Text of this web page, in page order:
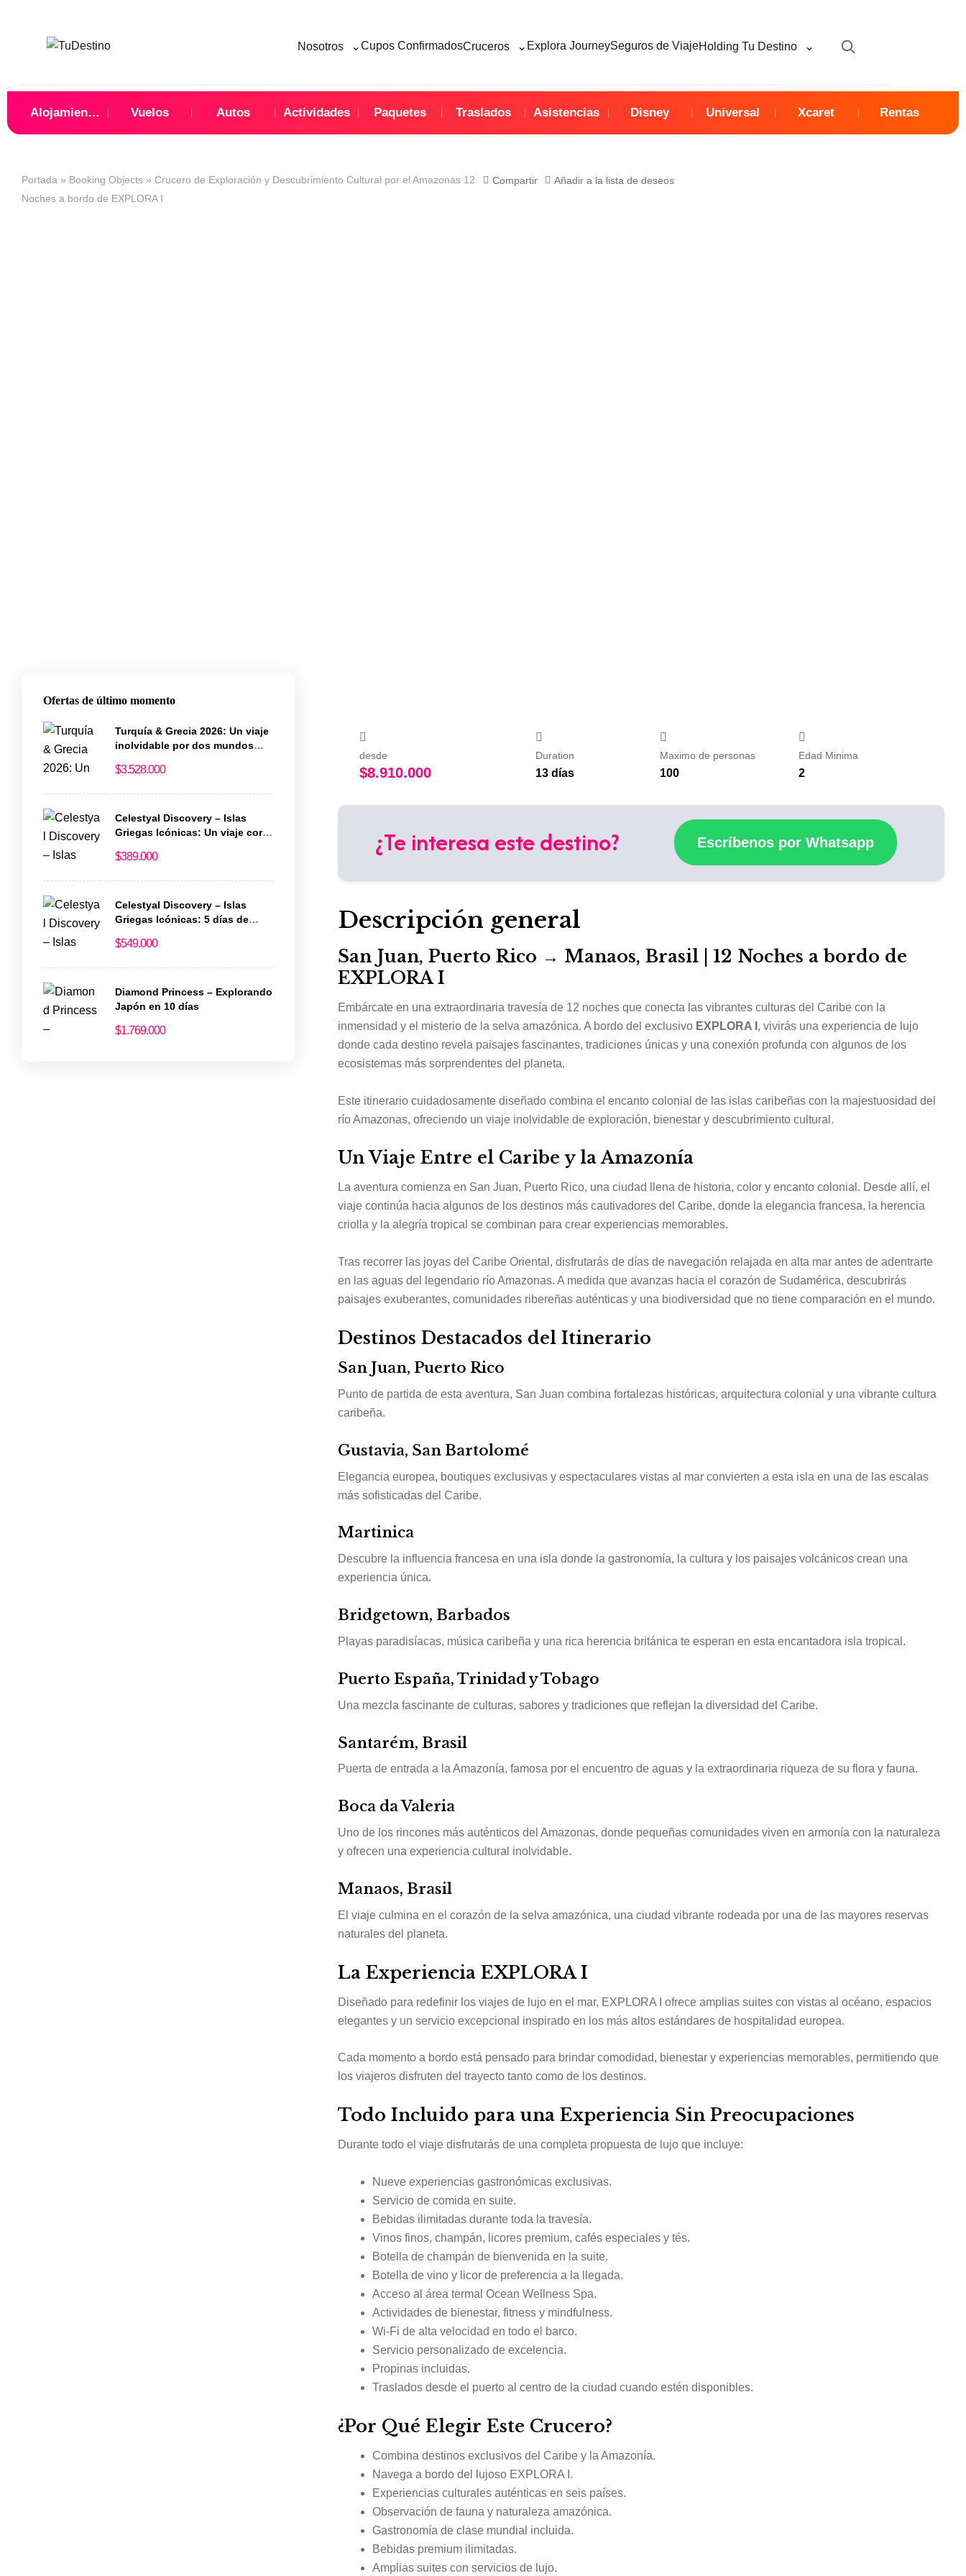
Nosotros ⌄Cupos ConfirmadosCruceros ⌄ Explora JourneySeguros de ViajeHolding Tu Destino ⌄
Alojamientos Vuelos Autos Actividades Paquetes Traslados Asistencias Disney Universal Xcaret Rentas
Portada » Booking Objects » Crucero de Exploración y Descubrimiento Cultural por el Amazonas 12
Noches a bordo de EXPLORA I
Compartir Añadir a la lista de deseos
Ofertas de último momento
Turquía & Grecia 2026: Un viaje
inolvidable por dos mundos
$3.528.000
Celestyal Discovery – Islas
Griegas Icónicas: Un viaje corto
$389.000
Celestyal Discovery – Islas
Griegas Icónicas: 5 días de
$549.000
Diamond Princess – Explorando
Japón en 10 días
$1.769.000
desde
$8.910.000
Duration
13 días
Maximo de personas
100
Edad Minima
2
¿Te interesa este destino? Escríbenos por Whatsapp
Descripción general
San Juan, Puerto Rico → Manaos, Brasil | 12 Noches a bordo de
EXPLORA I
Embárcate en una extraordinaria travesía de 12 noches que conecta las vibrantes culturas del Caribe con la
inmensidad y el misterio de la selva amazónica. A bordo del exclusivo EXPLORA I , vivirás una experiencia de lujo
donde cada destino revela paisajes fascinantes, tradiciones únicas y una conexión profunda con algunos de los
ecosistemas más sorprendentes del planeta.
Este itinerario cuidadosamente diseñado combina el encanto colonial de las islas caribeñas con la majestuosidad del
río Amazonas, ofreciendo un viaje inolvidable de exploración, bienestar y descubrimiento cultural.
Un Viaje Entre el Caribe y la Amazonía
La aventura comienza en San Juan, Puerto Rico, una ciudad llena de historia, color y encanto colonial. Desde allí, el
viaje continúa hacia algunos de los destinos más cautivadores del Caribe, donde la elegancia francesa, la herencia
criolla y la alegría tropical se combinan para crear experiencias memorables.
Tras recorrer las joyas del Caribe Oriental, disfrutarás de días de navegación relajada en alta mar antes de adentrarte
en las aguas del legendario río Amazonas. A medida que avanzas hacia el corazón de Sudamérica, descubrirás
paisajes exuberantes, comunidades ribereñas auténticas y una biodiversidad que no tiene comparación en el mundo.
Destinos Destacados del Itinerario
San Juan, Puerto Rico
Punto de partida de esta aventura, San Juan combina fortalezas históricas, arquitectura colonial y una vibrante cultura
caribeña.
Gustavia, San Bartolomé
Elegancia europea, boutiques exclusivas y espectaculares vistas al mar convierten a esta isla en una de las escalas
más sofisticadas del Caribe.
Martinica
Descubre la influencia francesa en una isla donde la gastronomía, la cultura y los paisajes volcánicos crean una
experiencia única.
Bridgetown, Barbados
Playas paradisíacas, música caribeña y una rica herencia británica te esperan en esta encantadora isla tropical.
Puerto España, Trinidad y Tobago
Una mezcla fascinante de culturas, sabores y tradiciones que reflejan la diversidad del Caribe.
Santarém, Brasil
Puerta de entrada a la Amazonía, famosa por el encuentro de aguas y la extraordinaria riqueza de su flora y fauna.
Boca da Valeria
Uno de los rincones más auténticos del Amazonas, donde pequeñas comunidades viven en armonía con la naturaleza
y ofrecen una experiencia cultural inolvidable.
Manaos, Brasil
El viaje culmina en el corazón de la selva amazónica, una ciudad vibrante rodeada por una de las mayores reservas
naturales del planeta.
La Experiencia EXPLORA I
Diseñado para redefinir los viajes de lujo en el mar, EXPLORA I ofrece amplias suites con vistas al océano, espacios
elegantes y un servicio excepcional inspirado en los más altos estándares de hospitalidad europea.
Cada momento a bordo está pensado para brindar comodidad, bienestar y experiencias memorables, permitiendo que
los viajeros disfruten del trayecto tanto como de los destinos.
Todo Incluido para una Experiencia Sin Preocupaciones
Durante todo el viaje disfrutarás de una completa propuesta de lujo que incluye:
Nueve experiencias gastronómicas exclusivas.
Servicio de comida en suite.
Bebidas ilimitadas durante toda la travesía.
Vinos finos, champán, licores premium, cafés especiales y tés.
Botella de champán de bienvenida en la suite.
Botella de vino y licor de preferencia a la llegada.
Acceso al área termal Ocean Wellness Spa.
Actividades de bienestar, fitness y mindfulness.
Wi-Fi de alta velocidad en todo el barco.
Servicio personalizado de excelencia.
Propinas incluidas.
Traslados desde el puerto al centro de la ciudad cuando estén disponibles.
¿Por Qué Elegir Este Crucero?
Combina destinos exclusivos del Caribe y la Amazonía.
Navega a bordo del lujoso EXPLORA I.
Experiencias culturales auténticas en seis países.
Observación de fauna y naturaleza amazónica.
Gastronomía de clase mundial incluida.
Bebidas premium ilimitadas.
Amplias suites con servicios de lujo.